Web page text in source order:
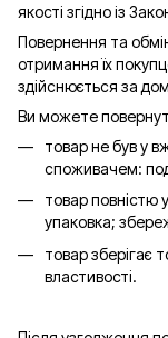
якості згідно із
Повернення та
отримання їх
здійснюється за
Ви можете
товар не був у
споживачем:
товар
упаковка;
товар зберігає
властивості.